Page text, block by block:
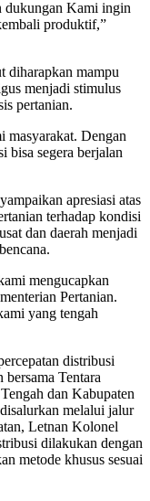
dukungan Kami ingin
produktif,”
diharapkan mampu
menjadi stimulus
pertanian.
masyarakat. Dengan
bisa segera berjalan
apresiasi atas
terhadap kondisi
dan daerah menjadi
mengucapkan
Pertanian.
yang tengah
distribusi
Tentara
dan Kabupaten
melalui jalur
Letnan Kolonel
dilakukan dengan
metode khusus sesuai